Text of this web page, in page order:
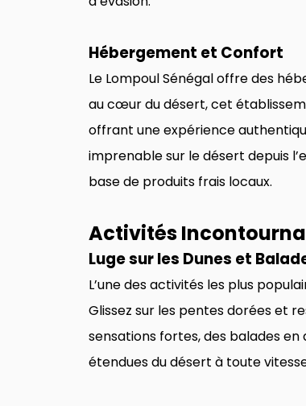
Hébergement et Confort
Le Lompoul Sénégal offre des
au cœur du désert, cet
offrant une expérience
imprenable sur le désert depuis
base de produits frais locaux.
Activités
Luge sur les Dunes et
L’une des activités les plus
Glissez sur les pentes dorées et
sensations fortes, des balades
étendues du désert à toute